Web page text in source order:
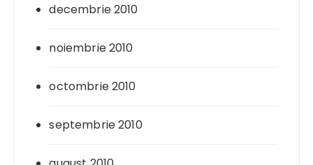
decembrie 2010
noiembrie 2010
octombrie 2010
septembrie 2010